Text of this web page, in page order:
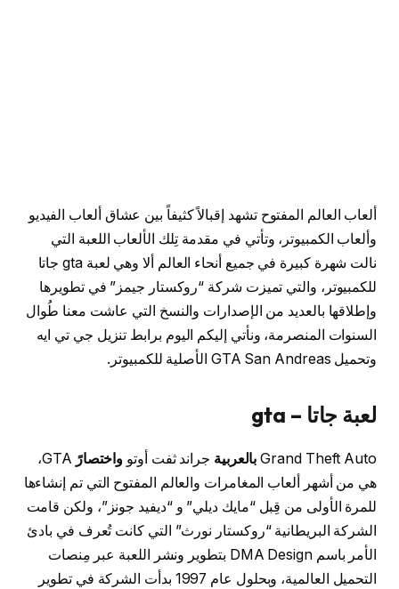
ألعاب العالم المفتوح تشهد إقبالاً كثيفاً بين عشاق ألعاب الفيديو
وألعاب الكمبيوتر، وتأتي في مقدمة تِلك الألعاب اللعبة التي
نالت شهرة كبيرة في جميع أنحاء العالم ألا وهي لعبة gta جاتا
للكمبيوتر، والتي تميزت شركة “روكستار جيمز” في تطويرها
وإطلاقها بالعديد من الإصدارات والنسخ التي عاشت معنا طُوال
السنوات المنصرمة، ونأتي إليكم اليوم برابط تنزيل جي تي ايه
وتحميل GTA San Andreas الأصلية للكمبيوتر.
لعبة جاتا – gta
Grand Theft Auto بالعربية جراند ثفت أوتو واختصارً
GTA،
هي من أشهر ألعاب المغامرات والعالم المفتوح التي تم إنشاءها
للمرة الأولى من قِبل “مايك ديلي” و “ديفيد جونز”، ولكن قامت
الشركة البريطانية “روكستار نورث” التي كانت تُعرف في بادئ
الأمر باسم DMA Design بتطوير ونشر اللعبة عبر مِنصات
التحميل العالمية، وبحلول عام 1997 بدأت الشركة في تطوير